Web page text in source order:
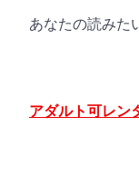
あなたの読みた
アダルト可レン